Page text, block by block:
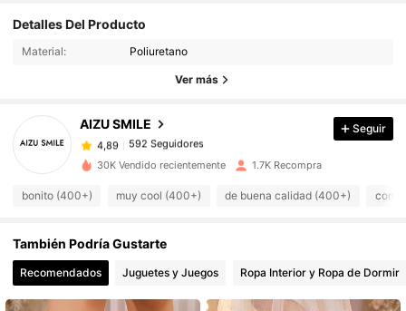
Detalles Del Producto
Material: Poliuretano
Ver más
AIZU SMILE
4,89 592 Seguidores
592 Seguidores
592 Seguidores
8***z pagóHace 1 día
4,89 592 Seguidores
4,89 592 Seguidores
4,89 592 Seguidores
Seguir
30K Vendido recientemente 1.7K Recompra
bonito (400+) muy cool (400+) de buena calidad (400+) como
También Podría Gustarte
Recomendados Juguetes y Juegos Ropa Interior y Ropa de Dormir